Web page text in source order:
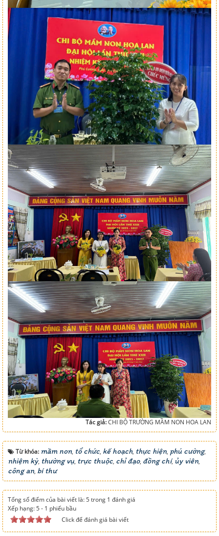
Tác giả:CHI BỘ TRƯỜNG MẦM NON HOA LAN
Từ khóa: mầm non, tổ chức, kế hoạch, thực hiện, phú cường,
nhiệm kỳ, thường vụ, trực thuộc, chỉ đạo, đồng chí, ủy viên,
công an, bí thư
Tổng số điểm của bài viết là: 5 trong 1 đánh giá
Xếp hạng:5- 1 phiếu bầu
Click để đánh giá bài viết